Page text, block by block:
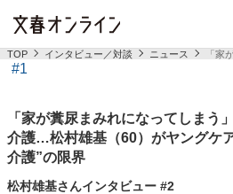
TOP インタビュー／対談 ニュース 「家
#1
「家が糞尿まみれになってしまう
介護…松村雄基（60）がヤングケ
介護”の限界
松村雄基さんインタビュー #2